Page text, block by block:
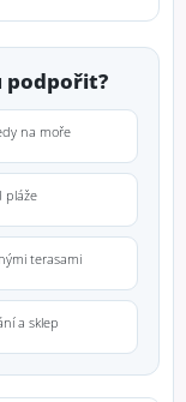
podpořit?
na moře
pláže
terasami
a sklep